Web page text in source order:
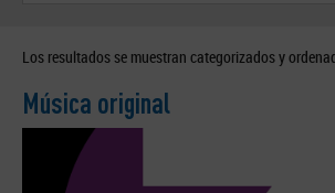
Los resultados se muestran categorizados y
Música original